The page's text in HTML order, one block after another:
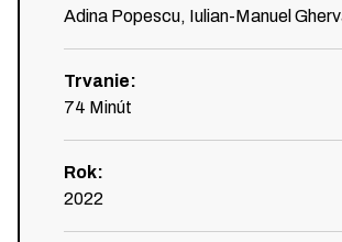
Adina Popescu, Iulian-Manuel
Trvanie:
74 Minút
Rok:
2022